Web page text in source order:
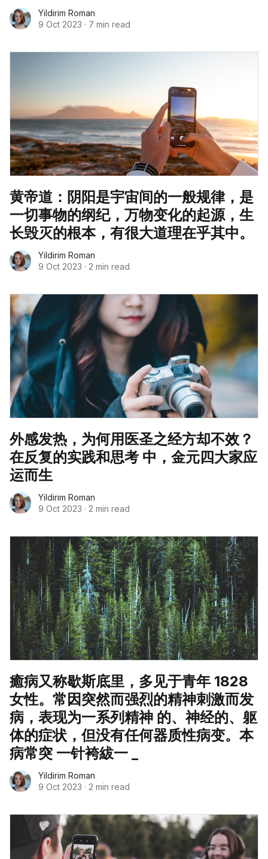
Yildirim Roman
9 Oct 2023 · 7 min read
黄帝道：阴阳是宇宙间的一般规律，是
一切事物的纲纪，万物变化的起源，生
长毁灭的根本，有很大道理在乎其中。
Yildirim Roman
9 Oct 2023 · 2 min read
外感发热，为何用医圣之经方却不效？
在反复的实践和思考 中，金元四大家应
运而生
Yildirim Roman
9 Oct 2023 · 2 min read
癒病又称歇斯底里，多见于青年 1828
女性。常因突然而强烈的精神刺激而发
病，表现为一系列精神 的、神经的、躯
体的症状，但没有任何器质性病变。本
病常突 一针袴紱一 _
Yildirim Roman
9 Oct 2023 · 2 min read